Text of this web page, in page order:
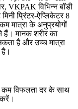
विभिन्न बॉडी
प्रिंटर-ऐप्लिकेटर 8
मात्रा के अनुप्रयोगों
हैं। मानक शरीर का
है और उच्च मात्रा
कम विफलता दर के साथ